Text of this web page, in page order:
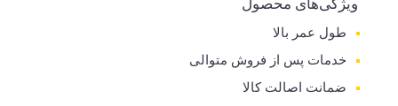
ویژگی‌های محصول
طول عمر بالا
خدمات پس از فروش متوالی
ضمانت اصالت کالا